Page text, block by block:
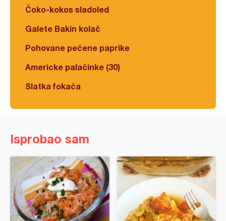
Čoko-kokos sladoled
Galete Bakin kolač
Pohovane pečene paprike
Americke palačinke (30)
Slatka fokača
Isprobao sam